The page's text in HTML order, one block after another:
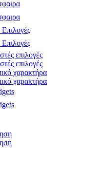
επιλογές
επιλογές
χαρακτήρα
χαρακτήρα